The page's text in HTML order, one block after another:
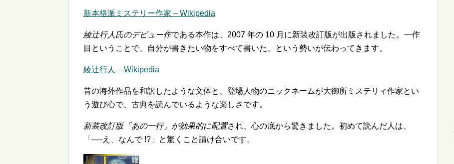
新本格派ミステリー作家 – Wikipedia
綾辻行人氏のデビュー作である本作は、2007 年の 10 月に新装改訂版が出版されました。一作
目ということで、自分が書きたい物をすべて書いた、という勢いが伝わってきます。
綾辻行人 – Wikipedia
昔の海外作品を和訳したような文体と、登場人物のニックネームが大御所ミステリィ作家とい
う遊び心で、古典を読んでいるような楽しさです。
新装改訂版「あの一行」が効果的に配置され、心の底から驚きました。初めて読んだ人は、
「──え、なんで !?」と驚くこと請け合いです。